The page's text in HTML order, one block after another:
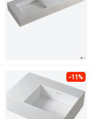
-11%